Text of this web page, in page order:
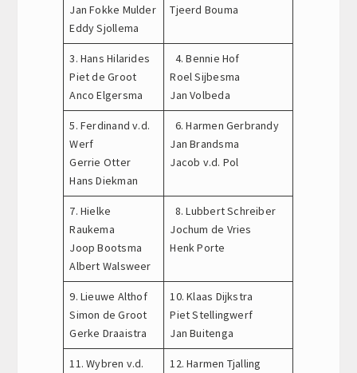
Jan Fokke Mulder
Eddy Sjollema
Tjeerd Bouma
3. Hans Hilarides
Piet de Groot
Anco Elgersma
4. Bennie Hof
Roel Sijbesma
Jan Volbeda
5. Ferdinand v.d.
Werf
Gerrie Otter
Hans Diekman
6. Harmen Gerbrandy
Jan Brandsma
Jacob v.d. Pol
7. Hielke
Raukema
Joop Bootsma
Albert Walsweer
8. Lubbert Schreiber
Jochum de Vries
Henk Porte
9. Lieuwe Althof
Simon de Groot
Gerke Draaistra
10. Klaas Dijkstra
Piet Stellingwerf
Jan Buitenga
11. Wybren v.d.
12. Harmen Tjalling